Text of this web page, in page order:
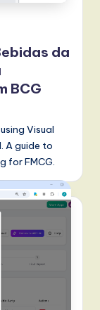
da
BCG
Visual
A guide to
for FMCG.